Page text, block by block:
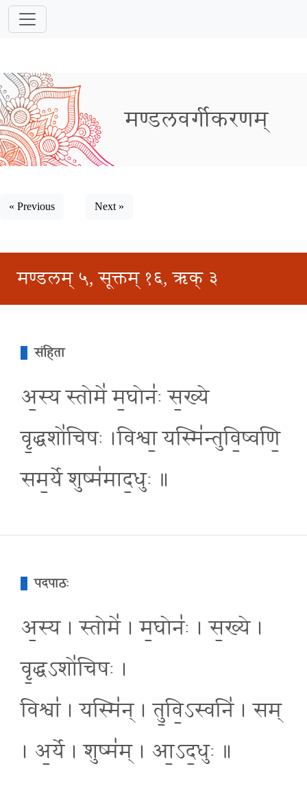
मण्डलवर्गीकरणम्
« Previous Next »
मण्डलम् ५, सूक्तम् १६, ऋक् ३
संहिता
अ॒स्य स्तोमे॑ म॒घोनः॑ स॒ख्ये
वृ॒द्धशो॑चिषः ।विश्वा॒ यस्मि॑न्तुवि॒ष्वणि॒
सम॒र्ये शुष्म॑माद॒धुः ॥
पदपाठः
अ॒स्य । स्तोमे॑ । म॒घोनः॑ । स॒ख्ये ।
वृ॒द्धऽशो॑चिषः ।
विश्वा॑ । यस्मि॑न् । तु॒वि॒ऽस्वनि॑ । सम्
। अ॒र्ये । शुष्म॑म् । आ॒ऽद॒धुः ॥